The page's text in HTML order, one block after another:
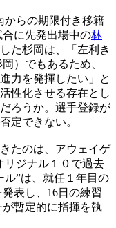
からの期限付き移籍
に先発出場中の林
た杉岡は、「左利き
）でもあるため、
力を発揮したい」と
性化させる存在とし
ろうか。選手登録が
定できない。
たのは、アウェイゲ
リジナル１０で過去
ル”は、就任１年目の
表し、16日の練習
暫定的に指揮を執